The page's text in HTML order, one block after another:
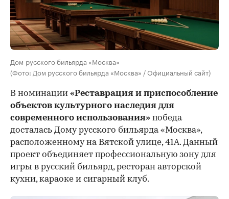
Дом русского бильярда «Москва»
(Фото: Дом русского бильярда «Москва» / Официальный сайт)
В номинации «Реставрация и приспособление
объектов культурного наследия для
современного использования» победа
досталась Дому русского бильярда «Москва»,
расположенному на Вятской улице, 41А. Данный
проект объединяет профессиональную зону для
игры в русский бильярд, ресторан авторской
кухни, караоке и сигарный клуб.